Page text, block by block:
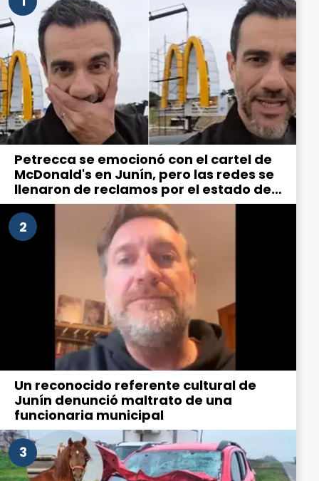
Petrecca se emocionó con el cartel de
McDonald's en Junín, pero las redes se
llenaron de reclamos por el estado de
la ciudad
2
Un reconocido referente cultural de
Junín denunció maltrato de una
funcionaria municipal
3